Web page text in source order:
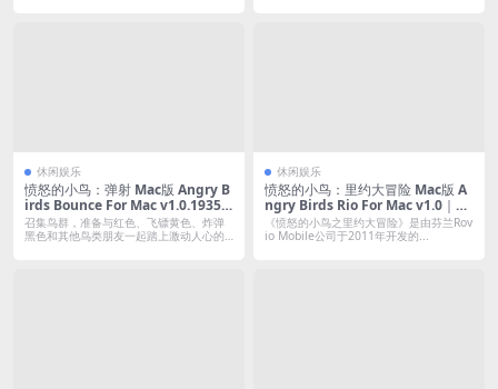
休闲娱乐
愤怒的小鸟：弹射 Mac版 Angry B
irds Bounce For Mac v1.0.19352
｜中文原生版
召集鸟群，准备与红色、飞镖黄色、炸弹
黑色和其他鸟类朋友一起踏上激动人心的
休闲娱乐
愤怒的小鸟：里约大冒险 Mac版 A
ngry Birds Rio For Mac v1.0｜中
文移植版
《愤怒的小鸟之里约大冒险》是由芬兰Rov
io Mobile公司于2011年开发的...